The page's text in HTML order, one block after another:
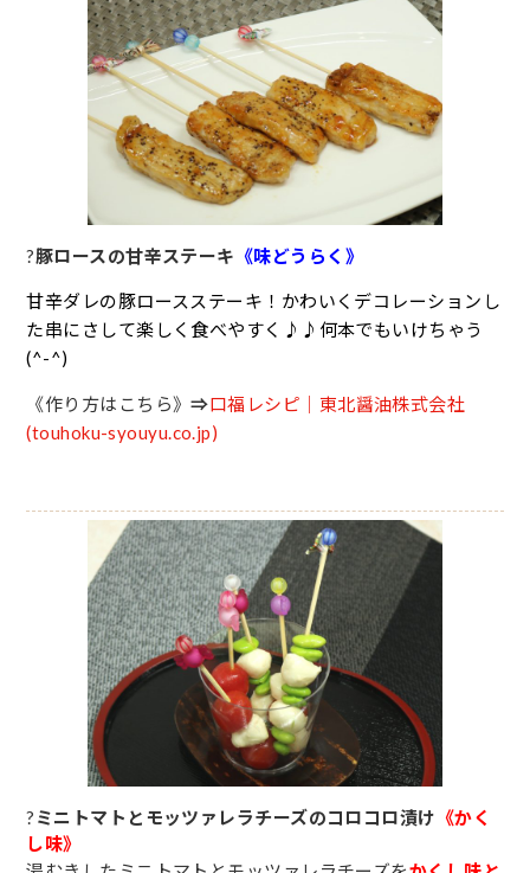
?豚ロースの甘辛ステーキ 《味どうらく》
甘辛ダレの豚ロースステーキ！かわいくデコレーションし
た串にさして楽しく食べやすく♪♪何本でもいけちゃう
(^-^)
《作り方はこちら》⇒口福レシピ｜東北醤油株式会社
(touhoku-syouyu.co.jp)
? ミニトマトとモッツァレラチーズのコロコロ漬け 《かく
し味》